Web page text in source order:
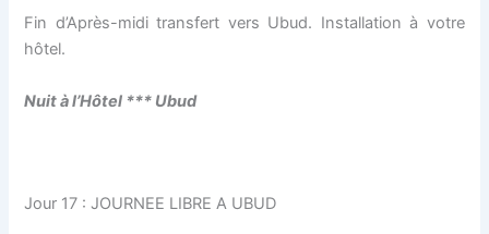
Fin d’Après-midi transfert vers Ubud. Installation à votre
hôtel.
Nuit à l’Hôtel *** Ubud
Jour 17 : JOURNEE LIBRE A UBUD